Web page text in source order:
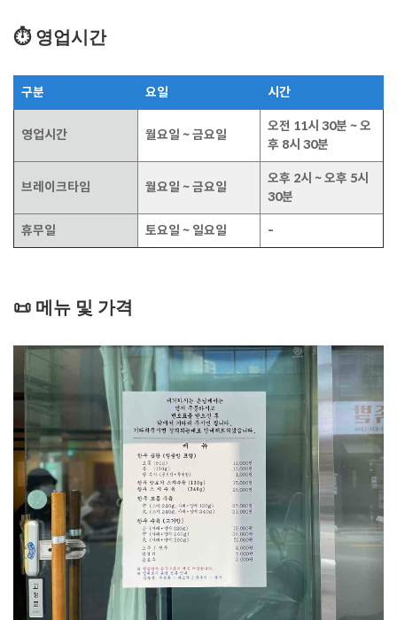
⏱️ 영업시간
구분 요일 시간
영업시간 월요일 ~ 금요일
오전 11시 30분 ~ 오
후 8시 30분
브레이크타임 월요일 ~ 금요일
오후 2시 ~ 오후 5시
30분
휴무일 토요일 ~ 일요일 -
📜 메뉴 및 가격